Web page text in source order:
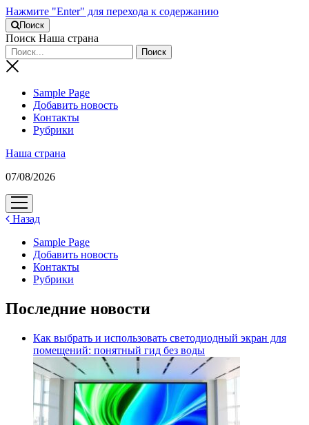
Нажмите "Enter" для перехода к содержанию
Поиск
Поиск Наша страна
Sample Page
Добавить новость
Контакты
Рубрики
Наша страна
07/08/2026
открыть
меню
Назад
Sample Page
Добавить новость
Контакты
Рубрики
Последние новости
Как выбрать и использовать светодиодный экран для
помещений: понятный гид без воды